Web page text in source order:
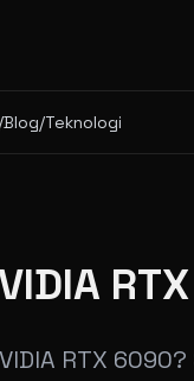
/Blog/Teknologi
RTX